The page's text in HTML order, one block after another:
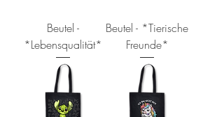
Beutel -
*Lebensqualität*
Beutel - *Tierische
Freunde*